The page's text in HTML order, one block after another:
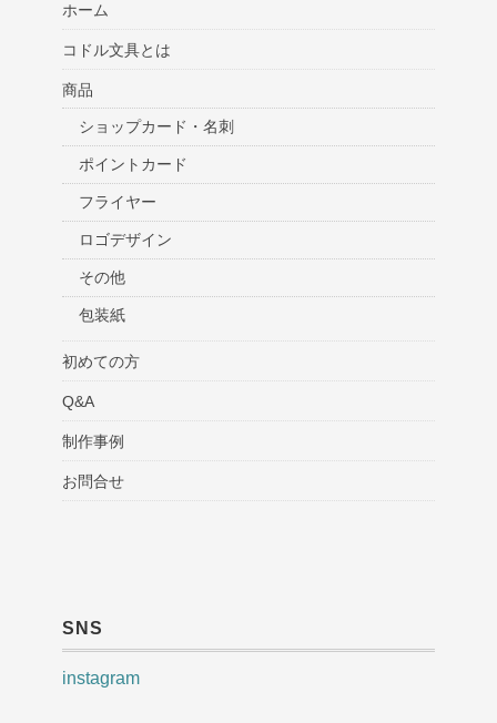
ホーム
コドル文具とは
商品
ショップカード・名刺
ポイントカード
フライヤー
ロゴデザイン
その他
包装紙
初めての方
Q&A
制作事例
お問合せ
SNS
instagram